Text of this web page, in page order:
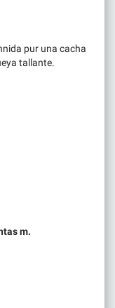
pur una cacha
tallante.
m.